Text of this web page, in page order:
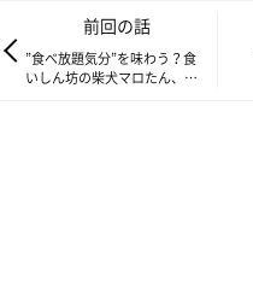
前回の話
”食べ放題気分”を味わう？食
いしん坊の柴犬マロたん、数